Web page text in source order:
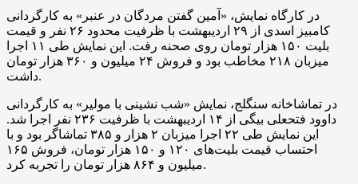
در کارگاه نمایش، «آمین گفتن مردگان در عنبر» به کارگردانی
کامبیز اسدی از ۲۹ اردیبهشت با ظرفیت محدود ۲۶ نفر و قیمت
بلیت ۱۵۰ هزار تومان روی صحنه رفت. این نمایش طی ۱۱ اجرا
میزبان ۲۱۸ مخاطب بود و فروش ۲۴ میلیون و ۳۶۰ هزار تومان
داشت.
در تماشاخانه سنگلج، نمایش «شب نشینی با مولیر» به کارگردانی
داوود فتحعلی بیگی از ۱۴ اردیبهشت با ظرفیت ۲۳۶ نفر اجرا شد.
این نمایش طی ۲۲ اجرا میزبان ۲ هزار و ۳۸۵ تماشاگر بود و با
احتساب قیمت بلیت‌های ۱۲۰ و ۱۵۰ هزار تومان، فروش ۱۶۵
میلیون و ۸۶۴ هزار تومان را تجربه کرد.